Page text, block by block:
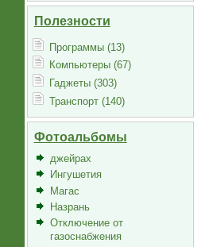
Полезности
Программы (13)
Компьютеры (67)
Гаджеты (303)
Транспорт (140)
Фотоальбомы
джейрах
Ингушетия
Магас
Назрань
Отключение от
газоснабжения